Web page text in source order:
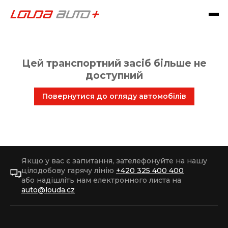
Цей транспортний засіб більше не
доступний
Повернутися до огляду автомобілів
Якщо у вас є запитання, зателефонуйте на нашу
цілодобову гарячу лінію +420 325 400 400
або надішліть нам електронного листа на
auto@louda.cz